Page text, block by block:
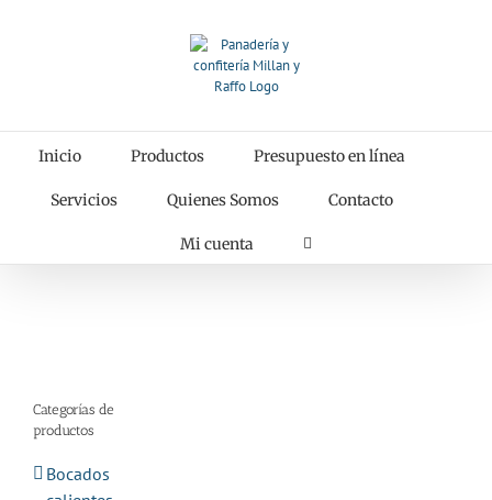
Inicio Productos Presupuesto en línea
Servicios Quienes Somos Contacto
Mi cuenta
Categorías de
productos
Bocados